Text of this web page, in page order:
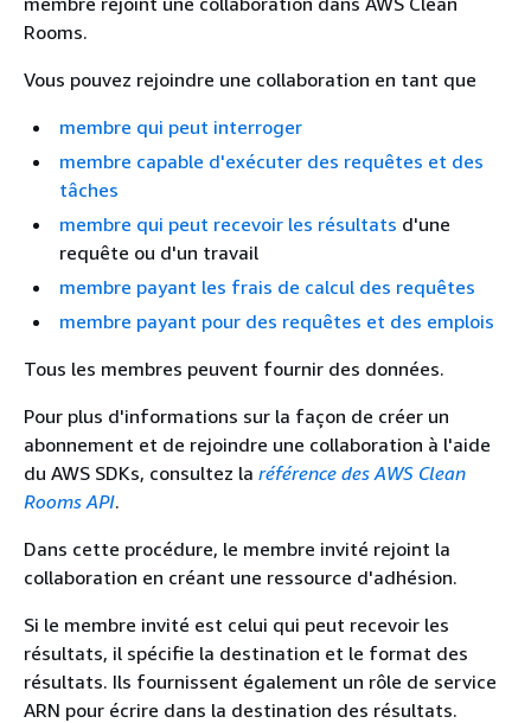
Rooms.
Vous pouvez rejoindre une collaboration en tant que
membre qui peut interroger
membre capable d'exécuter des requêtes et des
tâches
membre qui peut recevoir les résultats d'une
requête ou d'un travail
membre payant les frais de calcul des requêtes
membre payant pour des requêtes et des emplois
Tous les membres peuvent fournir des données.
Pour plus d'informations sur la façon de créer un
abonnement et de rejoindre une collaboration à l'aide
du AWS SDKs, consultez la référence des AWS Clean
Rooms API.
Dans cette procédure, le membre invité rejoint la
collaboration en créant une ressource d'adhésion.
Si le membre invité est celui qui peut recevoir les
résultats, il spécifie la destination et le format des
résultats. Ils fournissent également un rôle de service
ARN pour écrire dans la destination des résultats.